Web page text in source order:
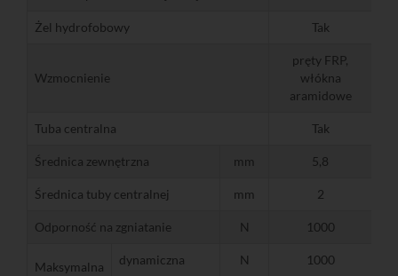
Żel hydrofobowy Tak
Wzmocnienie
pręty FRP,
włókna
aramidowe
Tuba centralna Tak
Średnica zewnętrzna mm 5,8
Średnica tuby centralnej mm 2
Odporność na zgniatanie N 1000
Maksymalna
dynamiczna N 1000